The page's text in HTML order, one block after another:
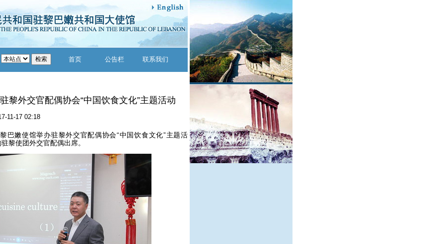
首页 公告栏 联系我们
黎外交官配偶协会“中国饮食文化”主题活动
11-17 02:18
嫩使馆举办驻黎外交官配偶协会“中国饮食文化”主题活
黎使团外交官配偶出席。